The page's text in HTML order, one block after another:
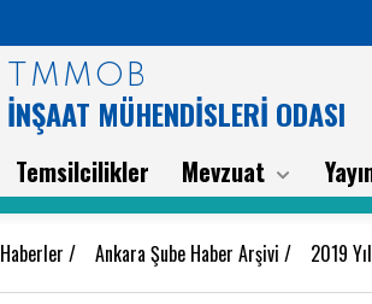
TMMOB
İNŞAAT MÜHENDİSLERİ ODASI
Temsilcilikler Mevzuat
Haberler / Ankara Şube Haber Arşivi / 2019